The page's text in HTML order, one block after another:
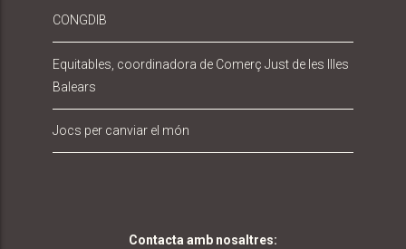
CONGDIB
Equitables, coordinadora de Comerç Just de les Illes
Balears
Jocs per canviar el món
Contacta amb nosaltres: